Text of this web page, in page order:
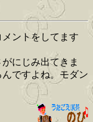
ントをしてます
にじみ出てきま
ですよね。モダン